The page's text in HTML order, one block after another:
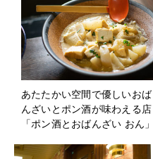
あたたかい空間で優しいおば
んざいとポン酒が味わえる店
「ポン酒とおばんざい おん」